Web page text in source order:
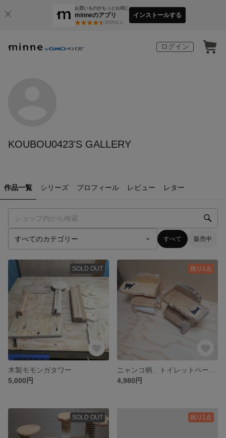
お買いものがもっとお得に
minneのアプリ
3万件以上
インストールする
ログイン
KOUBOU0423'S GALLERY
作品一覧 シリーズ プロフィール レビュー レター
すべて 販売中
SOLD OUT
木製モモンガタワー
5,000円
残り1点
4,980円
SOLD OUT 残り1点